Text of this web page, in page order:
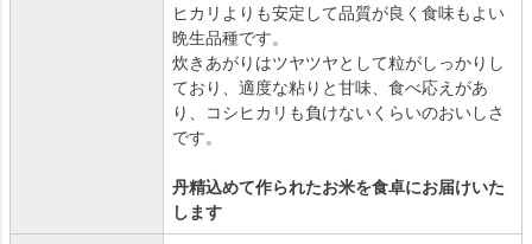
ヒカリよりも安定して品質が良く食味もよい
晩生品種です。
炊きあがりはツヤツヤとして粒がしっかりし
ており、適度な粘りと甘味、食べ応えがあ
り、コシヒカリも負けないくらいのおいしさ
です。
丹精込めて作られたお米を食卓にお届けいた
します